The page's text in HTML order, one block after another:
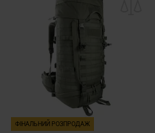
уподобань
ФІНАЛЬНИЙ РОЗПРОДАЖ